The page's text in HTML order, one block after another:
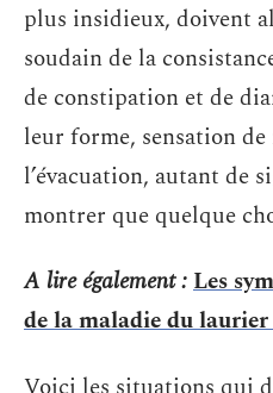
plus insidieux, doivent
soudain de la
de constipation et de
leur forme, sensation
l’évacuation, autant de
montrer que quelque
A lire également :Les
de la maladie du